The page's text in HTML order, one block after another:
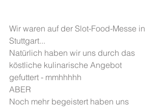
Wir waren auf der Slot-Food-Messe in
Stuttgart...
Natürlich haben wir uns durch das
köstliche kulinarische Angebot
gefuttert - mmhhhhh
ABER
Noch mehr begeistert haben uns